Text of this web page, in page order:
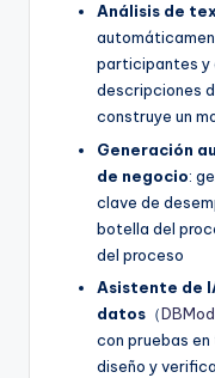
Análisis de
participantes y
descripciones
construye un
Generación
de negocio:
clave de
botella del
del proceso
Asistente de
datos （
con pruebas
diseño y